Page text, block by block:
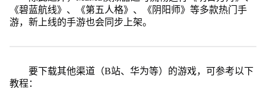
《碧蓝航线》、《第五人格》、《阴阳师》等多款热门手
游，新上线的手游也会同步上架。
要下载其他渠道（B站、华为等）的游戏，可参考以下
教程：